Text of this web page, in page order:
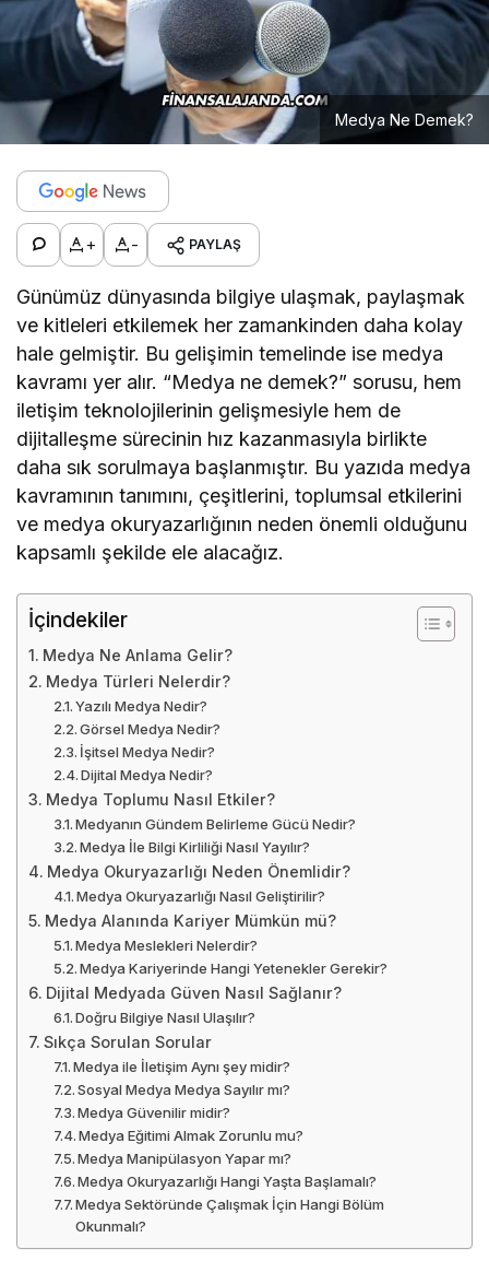
Medya Ne Demek?
+ - PAYLAŞ
Günümüz dünyasında bilgiye ulaşmak, paylaşmak
ve kitleleri etkilemek her zamankinden daha kolay
hale gelmiştir. Bu gelişimin temelinde ise medya
kavramı yer alır. “Medya ne demek?” sorusu, hem
iletişim teknolojilerinin gelişmesiyle hem de
dijitalleşme sürecinin hız kazanmasıyla birlikte
daha sık sorulmaya başlanmıştır. Bu yazıda medya
kavramının tanımını, çeşitlerini, toplumsal etkilerini
ve medya okuryazarlığının neden önemli olduğunu
kapsamlı şekilde ele alacağız.
İçindekiler
Medya Ne Anlama Gelir?
Medya Türleri Nelerdir?
Yazılı Medya Nedir?
Görsel Medya Nedir?
İşitsel Medya Nedir?
Dijital Medya Nedir?
Medya Toplumu Nasıl Etkiler?
Medyanın Gündem Belirleme Gücü Nedir?
Medya İle Bilgi Kirliliği Nasıl Yayılır?
Medya Okuryazarlığı Neden Önemlidir?
Medya Okuryazarlığı Nasıl Geliştirilir?
Medya Alanında Kariyer Mümkün mü?
Medya Meslekleri Nelerdir?
Medya Kariyerinde Hangi Yetenekler Gerekir?
Dijital Medyada Güven Nasıl Sağlanır?
Doğru Bilgiye Nasıl Ulaşılır?
Sıkça Sorulan Sorular
Medya ile İletişim Aynı şey midir?
Sosyal Medya Medya Sayılır mı?
Medya Güvenilir midir?
Medya Eğitimi Almak Zorunlu mu?
Medya Manipülasyon Yapar mı?
Medya Okuryazarlığı Hangi Yaşta Başlamalı?
Medya Sektöründe Çalışmak İçin Hangi Bölüm
Okunmalı?